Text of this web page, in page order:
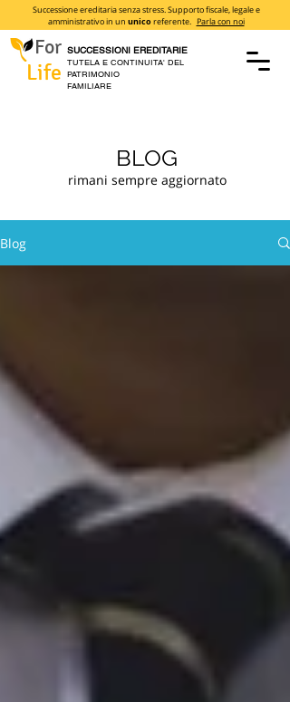
For
Life
SUCCESSIONI EREDITARIE
TUTELA E CONTINUITA' DEL
PATRIMONIO
FAMILIARE
Successione ereditaria senza stress. Supporto fiscale, legale e
amministrativo in un unicoreferente. Parla con noi
BLOG
rimani sempre aggiornato
Blog